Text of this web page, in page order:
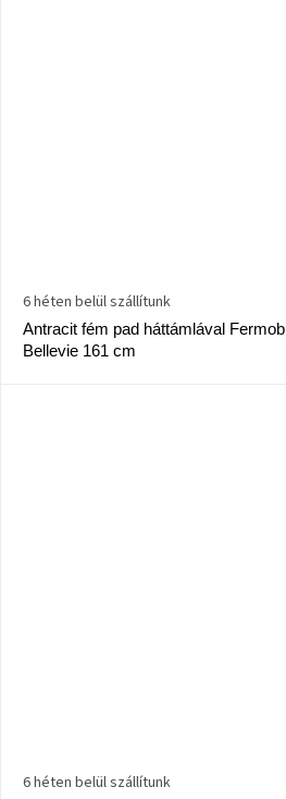
Antracit fém pad háttámlával Fermob
Bellevie 161 cm
6 héten belül szállítunk
6 héten belül szállítunk